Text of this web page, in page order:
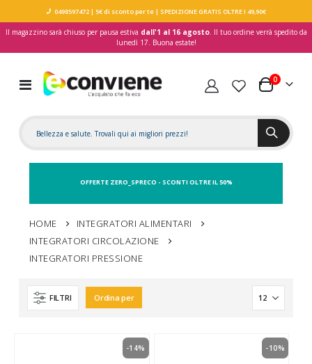
0498597472| 5€ di sconto per te| SPEDIZIONE GRATIS OLTRE I 49,90€
Il magazzino sarà chiuso per pausa estiva dall'1 al 16 agosto. Il tuo ordine verrà spedito da
lunedì 17. Buona estate!
Toggle
Nav
Carrello
0elementi
OFFERTE ZERO_SPRECO - SCONTI OLTRE IL 50%
HOME
INTEGRATORI ALIMENTARI
INTEGRATORI CIRCOLAZIONE
INTEGRATORI PRESSIONE
FILTRI Ordina per
-14% -10%